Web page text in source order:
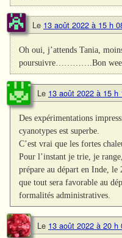
Le 13 août 2022 à 15 h
Oh oui, j’attends Tania,
poursuivre………….Bon
Le 13 août 2022 à 15 h
Des expérimentations
cyanotypes est superbe.
C’est vrai que les fortes
Pour l’instant je trie, je
prépare au départ en Inde, le
que tout sera favorable au
formalités administratives.
Le 13 août 2022 à 20 h